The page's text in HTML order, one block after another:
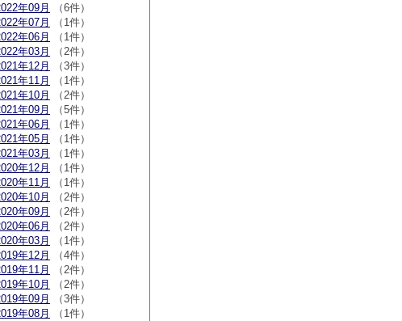
年09月
（6件）
年07月
（1件）
年06月
（1件）
年03月
（2件）
年12月
（3件）
年11月
（1件）
年10月
（2件）
年09月
（5件）
年06月
（1件）
年05月
（1件）
年03月
（1件）
年12月
（1件）
年11月
（1件）
年10月
（2件）
年09月
（2件）
年06月
（2件）
年03月
（1件）
年12月
（4件）
年11月
（2件）
年10月
（2件）
年09月
（3件）
年08月
（1件）